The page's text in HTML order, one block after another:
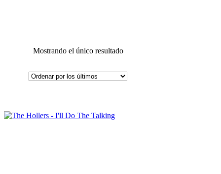
Mostrando el único resultado